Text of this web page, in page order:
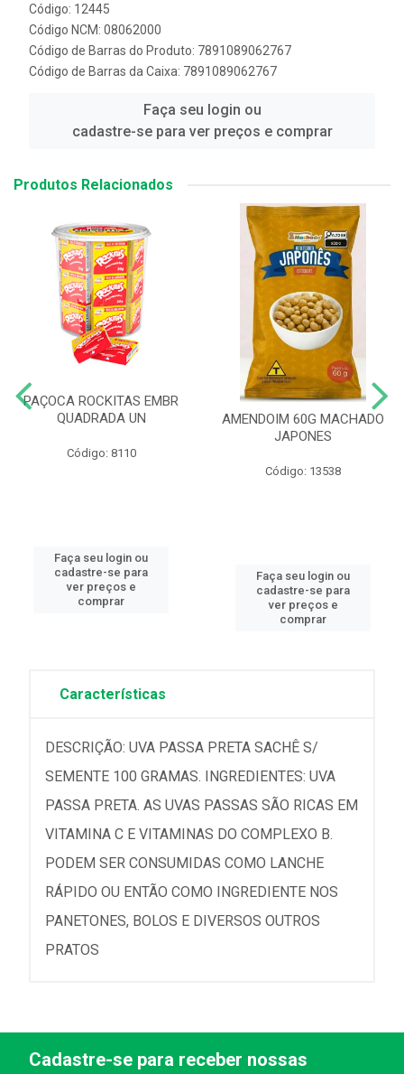
Código: 12445
Código NCM: 08062000
Código de Barras do Produto: 7891089062767
Código de Barras da Caixa: 7891089062767
Faça seu login ou
cadastre-se para ver preços e comprar
Produtos Relacionados
PAÇOCA ROCKITAS EMBR
QUADRADA UN
Código: 8110
Faça seu login ou
cadastre-se para
ver preços e
comprar
AMENDOIM 60G MACHADO
JAPONES
Código: 13538
Faça seu login ou
cadastre-se para
ver preços e
comprar
Características
DESCRIÇÃO: UVA PASSA PRETA SACHÊ S/
SEMENTE 100 GRAMAS. INGREDIENTES: UVA
PASSA PRETA. AS UVAS PASSAS SÃO RICAS EM
VITAMINA C E VITAMINAS DO COMPLEXO B.
PODEM SER CONSUMIDAS COMO LANCHE
RÁPIDO OU ENTÃO COMO INGREDIENTE NOS
PANETONES, BOLOS E DIVERSOS OUTROS
PRATOS
Cadastre-se para receber nossas